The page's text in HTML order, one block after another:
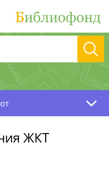
ЖКТ